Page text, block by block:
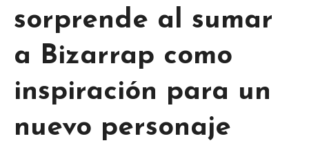
sorprende al sumar
a Bizarrap como
inspiración para un
nuevo personaje